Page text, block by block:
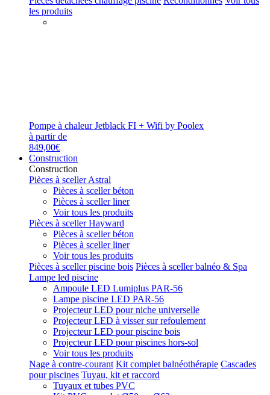
les produits
Pompe à chaleur Jetblack FI + Wifi by Poolex
à partir de
849,00€
Construction
Construction
Pièces à sceller Astral
Pièces à sceller béton
Pièces à sceller liner
Voir tous les produits
Pièces à sceller Hayward
Pièces à sceller béton
Pièces à sceller liner
Voir tous les produits
Pièces à sceller piscine bois Pièces à sceller balnéo & Spa
Lampe led piscine
Ampoule LED Lumiplus PAR-56
Lampe piscine LED PAR-56
Projecteur LED pour niche universelle
Projecteur LED à visser sur refoulement
Projecteur LED pour piscine bois
Projecteur LED pour piscines hors-sol
Voir tous les produits
Nage à contre-courant Kit complet balnéothérapie Cascades
pour piscines Tuyau, kit et raccord
Tuyaux et tubes PVC